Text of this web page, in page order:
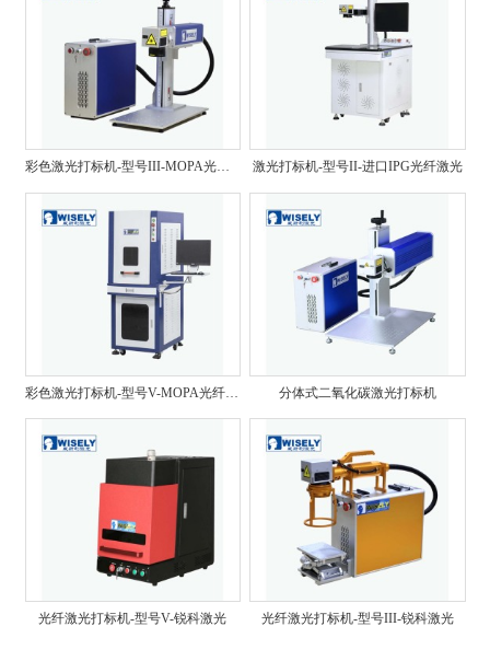
彩色激光打标机-型号III-MOPA光纤激光 激光打标机-型号II-进口IPG光纤激光
彩色激光打标机-型号V-MOPA光纤激光 分体式二氧化碳激光打标机
光纤激光打标机-型号V-锐科激光 光纤激光打标机-型号III-锐科激光